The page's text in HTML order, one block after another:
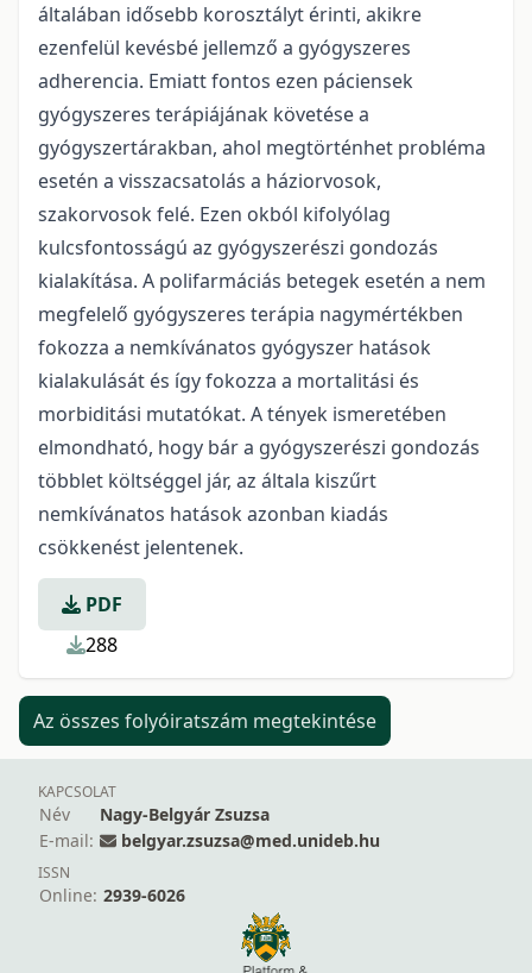
általában idősebb korosztályt érinti, akikre
ezenfelül kevésbé jellemző a gyógyszeres
adherencia. Emiatt fontos ezen páciensek
gyógyszeres terápiájának követése a
gyógyszertárakban, ahol megtörténhet probléma
esetén a visszacsatolás a háziorvosok,
szakorvosok felé. Ezen okból kifolyólag
kulcsfontosságú az gyógyszerészi gondozás
kialakítása. A polifarmáciás betegek esetén a nem
megfelelő gyógyszeres terápia nagymértékben
fokozza a nemkívánatos gyógyszer hatások
kialakulását és így fokozza a mortalitási és
morbiditási mutatókat. A tények ismeretében
elmondható, hogy bár a gyógyszerészi gondozás
többlet költséggel jár, az általa kiszűrt
nemkívánatos hatások azonban kiadás
csökkenést jelentenek.
PDF
288
Az összes folyóiratszám megtekintése
KAPCSOLAT
Név
Nagy-Belgyár Zsuzsa
E-mail:
belgyar.zsuzsa@med.unideb.hu
ISSN
Online: 2939-6026